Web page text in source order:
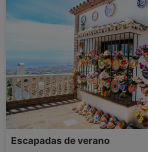
Escapadas de verano